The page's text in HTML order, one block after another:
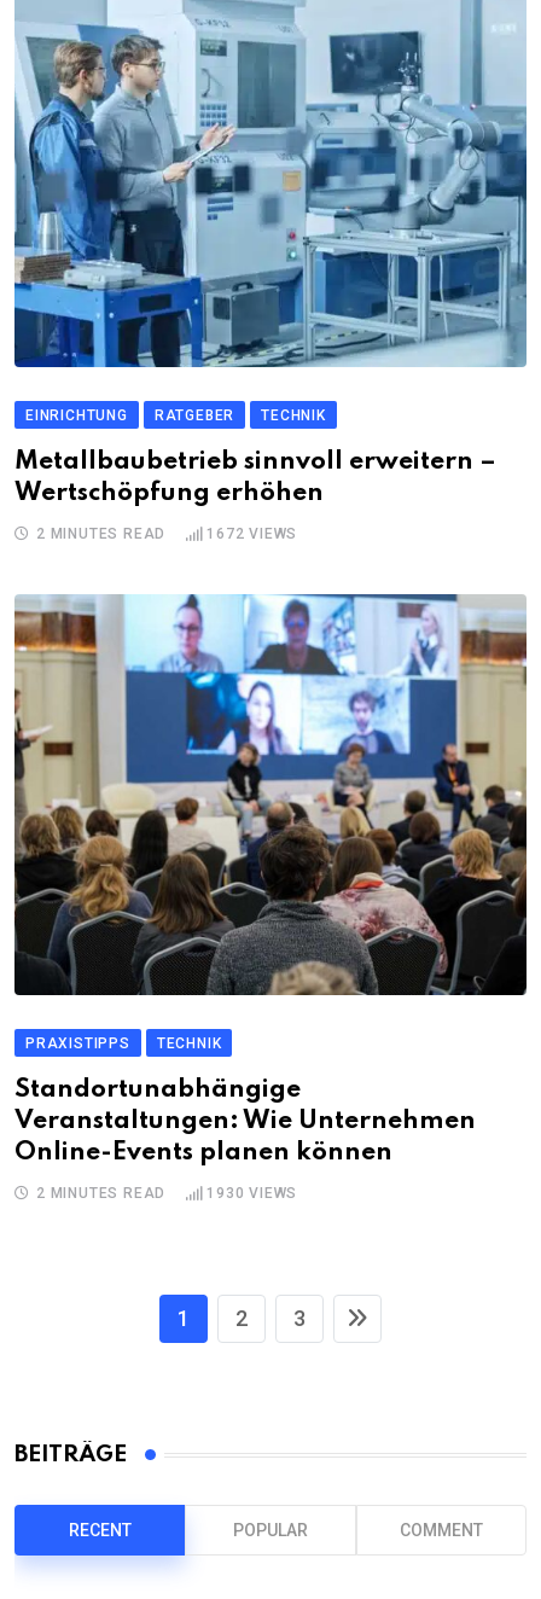
EINRICHTUNG RATGEBER TECHNIK
Metallbaubetrieb sinnvoll erweitern –
Wertschöpfung erhöhen
2 MINUTES READ 1672 VIEWS
PRAXISTIPPS TECHNIK
Standortunabhängige
Veranstaltungen: Wie Unternehmen
Online-Events planen können
2 MINUTES READ 1930 VIEWS
1 2 3
BEITRÄGE
RECENT POPULAR COMMENT